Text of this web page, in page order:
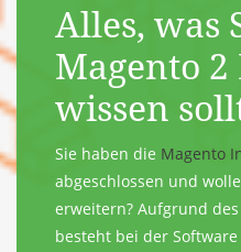
Alles, was
Magento
wissen
Sie haben die Magento
abgeschlossen und
erweitern? Aufgrund
besteht bei der